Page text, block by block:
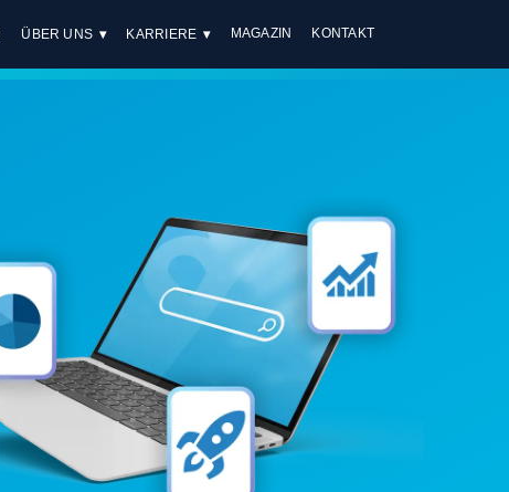
ÜBER UNS KARRIERE MAGAZIN KONTAKT